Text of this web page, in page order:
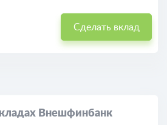
Сделать вклад
Внешфинбанк